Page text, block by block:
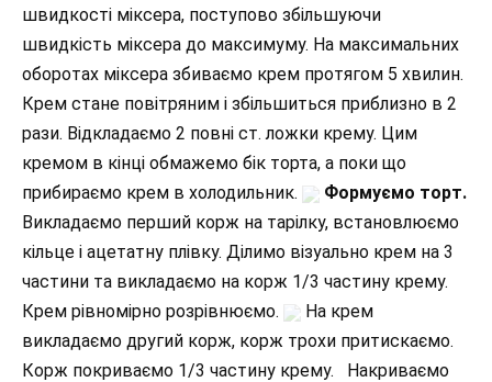
швидкості міксера, поступово збільшуючи
швидкість міксера до максимуму. На максимальних
оборотах міксера збиваємо крем протягом 5 хвилин.
Крем стане повітряним і збільшиться приблизно в 2
рази. Відкладаємо 2 повні ст. ложки крему. Цим
кремом в кінці обмажемо бік торта, а поки що
прибираємо крем в холодильник.
Формуємо торт.
Викладаємо перший корж на тарілку, встановлюємо
кільце і ацетатну плівку. Ділимо візуально крем на 3
частини та викладаємо на корж 1/3 частину крему.
Крем рівномірно розрівнюємо.
На крем
викладаємо другий корж, корж трохи притискаємо.
Корж покриваємо 1/3 частину крему. Накриваємо